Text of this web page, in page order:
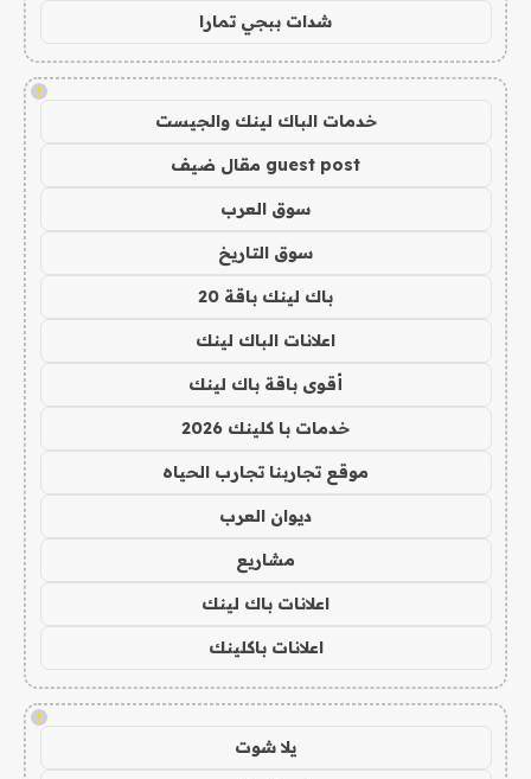
شدات ببجي تمارا
!
خدمات الباك لينك والجيست
guest post مقال ضيف
سوق العرب
سوق التاريخ
باك لينك باقة 20
اعلانات الباك لينك
أقوى باقة باك لينك
خدمات با كلينك 2026
موقع تجاربنا تجارب الحياه
ديوان العرب
مشاريع
اعلانات باك لينك
اعلانات باكلينك
!
يلا شوت